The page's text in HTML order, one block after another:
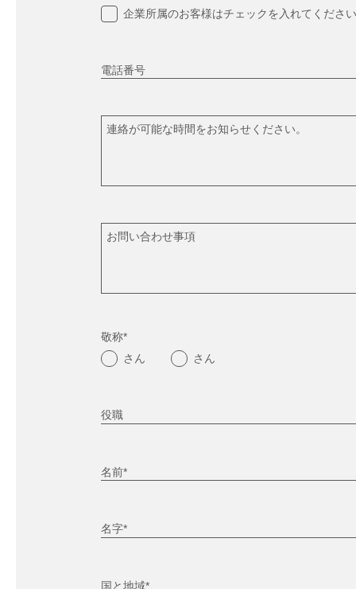
企業所属のお客様はチェックを入れてください
電話番号
連絡が可能な時間をお知らせください。
お問い合わせ事項
敬称*
さん
さん
役職
名前*
名字*
国と地域*